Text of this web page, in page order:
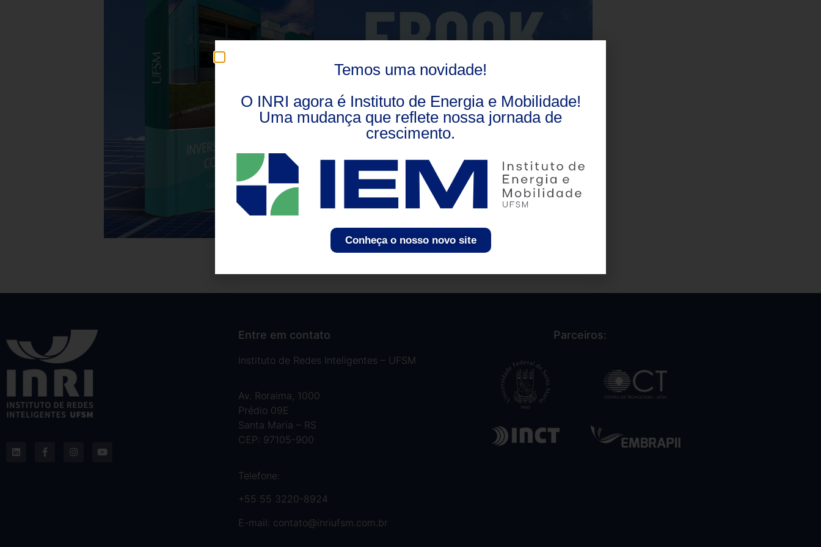
Entre em contato
Instituto de Redes Inteligentes – UFSM
Av. Roraima, 1000
Prédio 09E
Santa Maria – RS
CEP: 97105-900
Telefone:
+55 55 3220-8924
E-mail: contato@inriufsm.com.br
Parceiros:
Temos uma novidade!
O INRI agora é Instituto de Energia e Mobilidade!
Uma mudança que reflete nossa jornada de
crescimento.
Conheça o nosso novo site